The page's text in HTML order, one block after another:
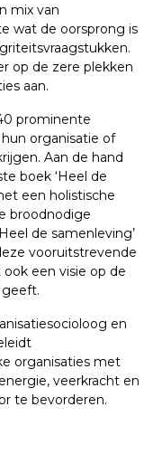
mix van
wat de oorsprong is
op de zere plekken
aan.
prominente
organisatie of
Aan de hand
boek ‘Heel de
een holistische
broodnodige
de samenleving’
vooruitstrevende
een visie op de
en
organisaties met
veerkracht en
te bevorderen.